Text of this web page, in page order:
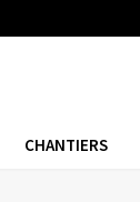
CHANTIERS